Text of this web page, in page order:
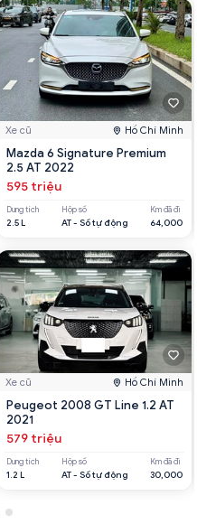
Xe cũ Hồ Chí Minh
Mazda 6 Signature Premium
2.5 AT 2022
595 triệu
Dung tích
2.5 L
Hộp số
AT - Số tự động
Km đã đi
64,000
Xe cũ Hồ Chí Minh
Peugeot 2008 GT Line 1.2 AT
2021
579 triệu
Dung tích
1.2 L
Hộp số
AT - Số tự động
Km đã đi
30,000